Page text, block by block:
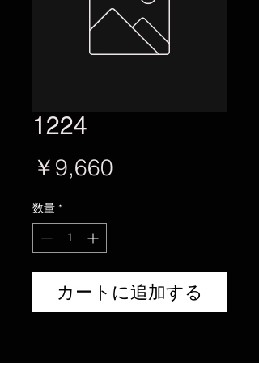
1224
￥9,660
数量 *
カートに追加する